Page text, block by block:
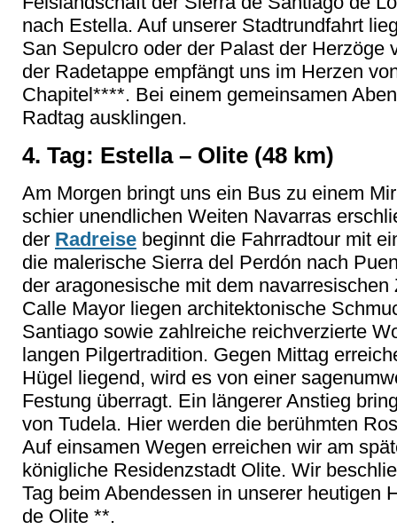
nach Estella. Auf unserer Stadtrundfahrt
San Sepulcro oder der Palast der Herzöge
der Radetappe empfängt uns im Herzen
Chapitel****. Bei einem gemeinsamen
Radtag ausklingen.
4. Tag: Estella – Olite (48 km)
Am Morgen bringt uns ein Bus zu einem
schier unendlichen Weiten Navarras
der Radreise beginnt die Fahrradtour mit
die malerische Sierra del Perdón nach
der aragonesische mit dem
Calle Mayor liegen architektonische
Santiago sowie zahlreiche reichverzierte
langen Pilgertradition. Gegen Mittag
Hügel liegend, wird es von einer
Festung überragt. Ein längerer Anstieg
von Tudela. Hier werden die berühmten
Auf einsamen Wegen erreichen wir am
königliche Residenzstadt Olite. Wir
Tag beim Abendessen in unserer heutigen
de Olite **.